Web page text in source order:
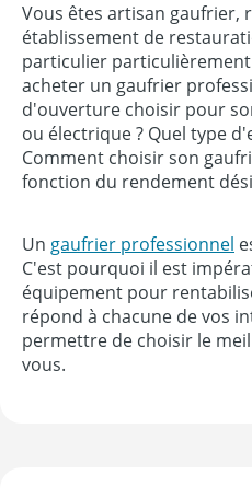
Vous êtes artisan gaufrier,
établissement de
particulier
acheter un gaufrier
d'ouverture choisir pour
ou électrique ? Quel type
Comment choisir son
fonction du rendement
Un gaufrier professionnel
C'est pourquoi il est
équipement pour
répond à chacune de vos
permettre de choisir le
vous.